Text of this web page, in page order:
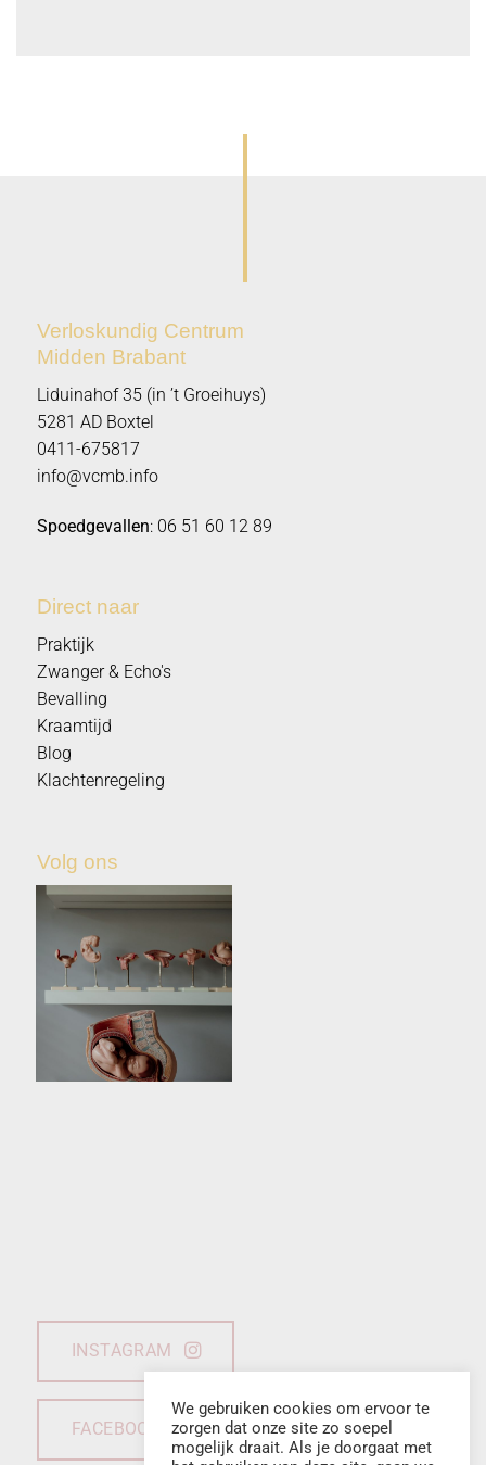
Verloskundig Centrum
Midden Brabant
Liduinahof 35 (in ’t Groeihuys)
5281 AD Boxtel
0411-675817
info@vcmb.info
Spoedgevallen: 06 51 60 12 89
Direct naar
Praktijk
Zwanger & Echo's
Bevalling
Kraamtijd
Blog
Klachtenregeling
Volg ons
INSTAGRAM
FACEBOOK
We gebruiken cookies om ervoor te
zorgen dat onze site zo soepel
mogelijk draait. Als je doorgaat met